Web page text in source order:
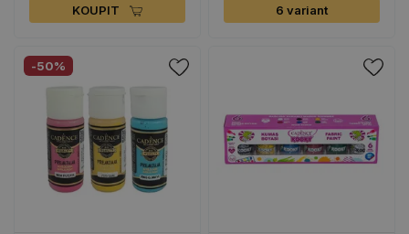
KOUPIT 6 variant
-50%